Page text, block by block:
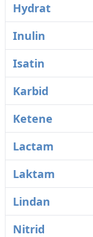
Hydrat
Inulin
Isatin
Karbid
Ketene
Lactam
Laktam
Lindan
Nitrid